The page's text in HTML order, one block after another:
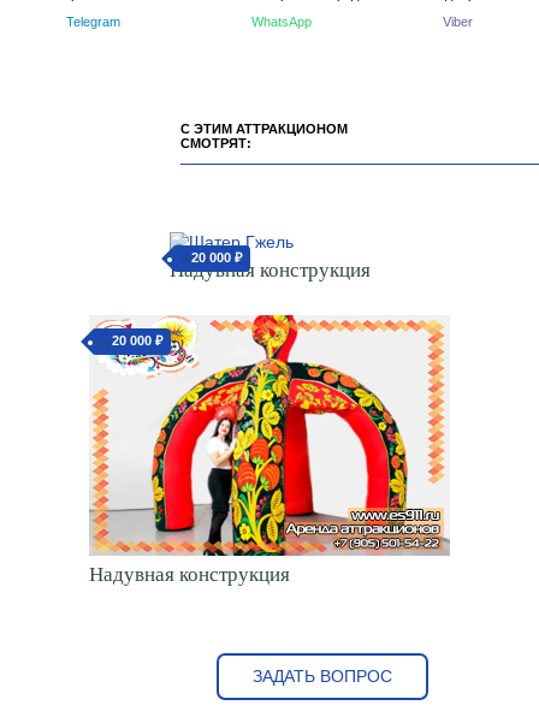
Telegram
WhatsApp Viber
С ЭТИМ АТТРАКЦИОНОМ
СМОТРЯТ:
от20 000 ₽
Надувная конструкция
от 20 000 ₽
Надувная конструкция
ЗАДАТЬ ВОПРОС